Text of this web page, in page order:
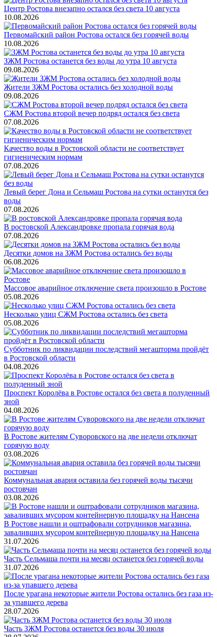
Центр Ростова внезапно остался без света 10 августа
10.08.2026
Первомайский район Ростова остался без горячей воды
10.08.2026
ЗЖМ Ростова останется без воды до утра 10 августа
09.08.2026
Жители ЗЖМ Ростова остались без холодной воды
09.08.2026
СЖМ Ростова второй вечер подряд остался без света
07.08.2026
Качество воды в Ростовской области не соответствует
гигиеническим нормам
07.08.2026
Левый берег Дона и Сельмаш Ростова на сутки останутся без
воды
07.08.2026
В ростовской Александровке пропала горячая вода
07.08.2026
Десятки домов на ЗЖМ Ростова остались без воды
06.08.2026
Массовое аварийное отключение света произошло в Ростове
05.08.2026
Несколько улиц СЖМ Ростова остались без света
05.08.2026
Субботник по ликвидации последствий мегашторма пройдёт
в Ростовской области
04.08.2026
Проспект Королёва в Ростове остался без света в полуденный
зной
04.08.2026
В Ростове жителям Суворовского на две недели отключат
горячую воду
03.08.2026
Коммунальная авария оставила без горячей воды тысячи
ростовчан
03.08.2026
В Ростове нашли и оштрафовали сотрудников магазина,
заваливших мусором контейнерную площадку на Нансена
31.07.2026
Часть Сельмаша почти на месяц останется без горячей воды
31.07.2026
После урагана некоторые жители Ростова остались без газа из-
за упавшего дерева
28.07.2026
Часть ЗЖМ Ростова останется без воды 30 июля